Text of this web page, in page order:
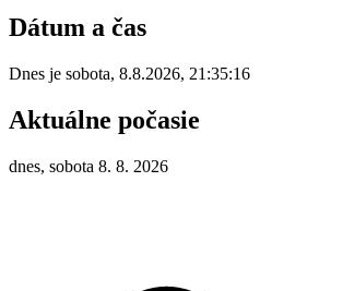
Dátum a čas
Dnes je sobota, 8.8.2026, 21:35:16
Aktuálne počasie
dnes, sobota 8. 8. 2026